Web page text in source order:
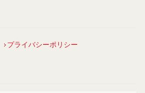
プライバシーポリシー